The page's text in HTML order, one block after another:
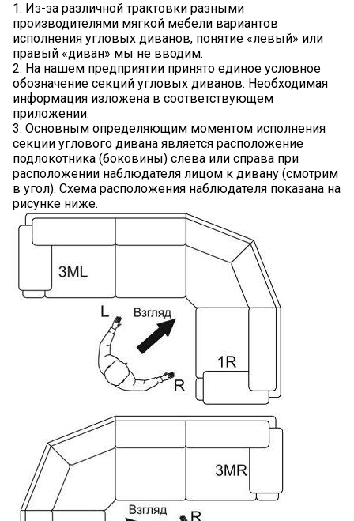
1. Из-за различной трактовки разными
производителями мягкой мебели вариантов
исполнения угловых диванов, понятие «левый» или
правый «диван» мы не вводим.
2. На нашем предприятии принято единое условное
обозначение секций угловых диванов. Необходимая
информация изложена в соответствующем
приложении.
3. Основным определяющим моментом исполнения
секции углового дивана является расположение
подлокотника (боковины) слева или справа при
расположении наблюдателя лицом к дивану (смотрим
в угол). Схема расположения наблюдателя показана на
рисунке ниже.